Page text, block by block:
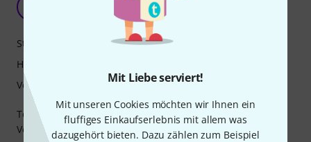
Mit Liebe serviert!
Mit unseren Cookies möchten wir Ihnen ein
fluffiges Einkaufserlebnis mit allem was
dazugehört bieten. Dazu zählen zum Beispiel
Paul Voigt 17.12.2021
Top Rack Case
Verarbeitung Top
Stabilität
Handling
Verarbeitung